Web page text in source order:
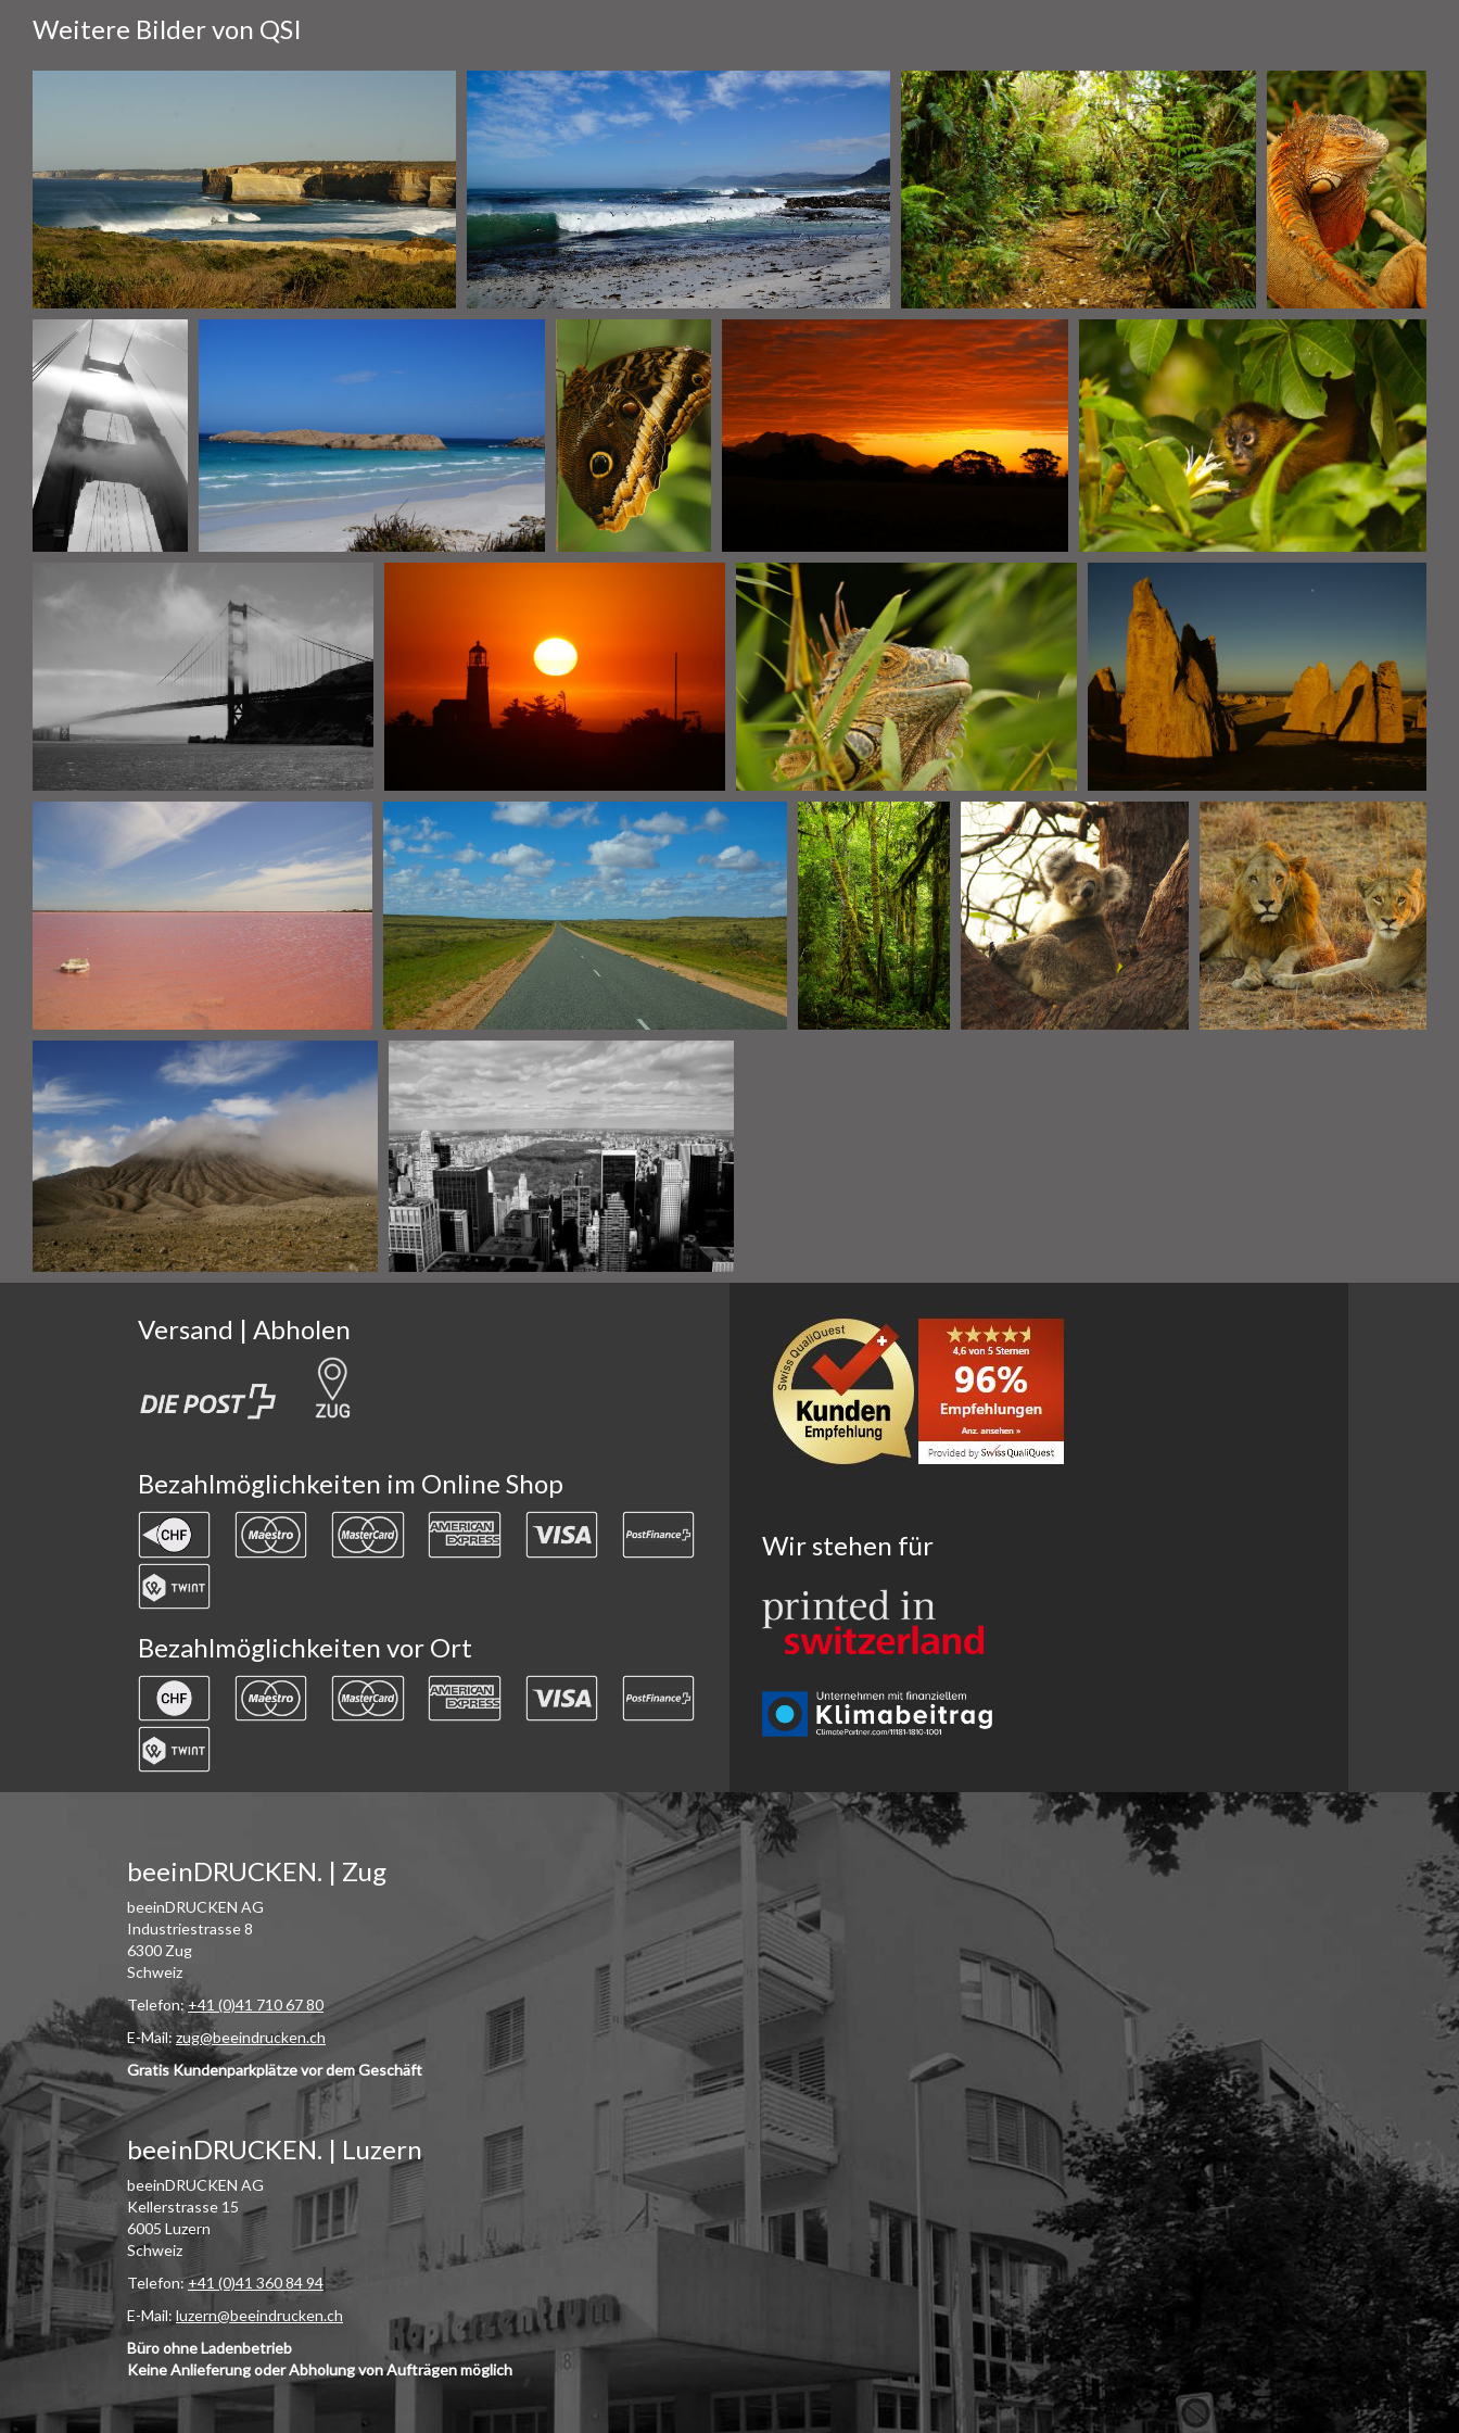
Weitere Bilder von QSI
Versand | Abholen
Bezahlmöglichkeiten im Online Shop
Bezahlmöglichkeiten vor Ort
Wir stehen für
Seit über 30 Jahren steht die
beeinDRUCKEN AG als zuverlässiger
Druckpartner an Ihrer Seite.
Fordern Sie uns heraus, wir werden Sie
beeindrucken!
beeinDRUCKEN. | Zug
beeinDRUCKEN AG
Industriestrasse 8
6300 Zug
Schweiz
Telefon:+41 (0)41 710 67 80
E-Mail: zug@beeindrucken.ch
Gratis Kundenparkplätze vor dem Geschäft
beeinDRUCKEN. | Luzern
beeinDRUCKEN AG
Kellerstrasse 15
6005 Luzern
Schweiz
Telefon:+41 (0)41 360 84 94
E-Mail: luzern@beeindrucken.ch
Büro ohne Ladenbetrieb
Keine Anlieferung oder Abholung von Aufträgen möglich